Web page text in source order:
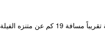
يقع مكان إقامة "Riverside" في Ban Cho Lae، ويتميز بمسبح خارجي موسمي وحديقة وصالة مشتركة وتراس. يبعد مكان الإقامة تقريباً مسافة 19 كم عن متنزه الفيلة